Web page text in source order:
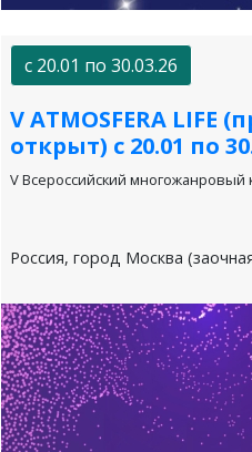
с 20.01 по 30.03.26
V АТМОSFERA LIFE
открыт) с 20.01 по
V Всероссийский многожанровый
Россия, город Москва